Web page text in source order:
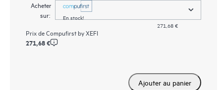
Acheter
sur:
En stock!
271,68 €
Prix deCompufirst by XEFI
271,68 €
Ajouter au panier